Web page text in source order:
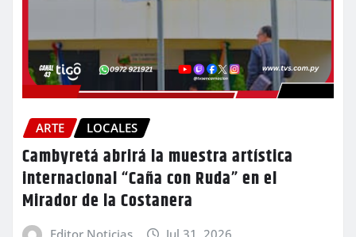
ARTE LOCALES
Cambyretá abrirá la muestra artística
internacional “Caña con Ruda” en el
Mirador de la Costanera
Editor Noticias Jul 31, 2026